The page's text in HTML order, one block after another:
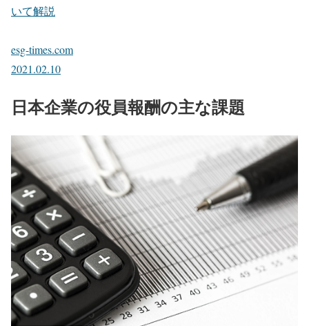
いて解説
esg-times.com
2021.02.10
日本企業の役員報酬の主な課題